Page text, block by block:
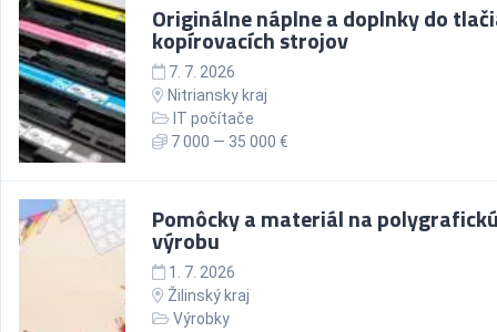
Originálne náplne a doplnky do
kopírovacích strojov
7. 7. 2026
Nitriansky kraj
IT počítače
7 000 — 35 000 €
Pomôcky a materiál na
výrobu
1. 7. 2026
Žilinský kraj
Výrobky